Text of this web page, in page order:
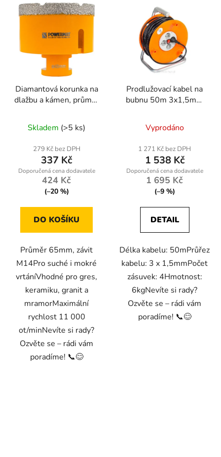
Diamantová korunka na
dlažbu a kámen, průměr
Skladem (>5 ks)
279 Kč bez DPH
337 Kč
424 Kč
(–20 %)
DO KOŠÍKU
Průměr 65mm, závit
M14Pro suché i mokré
vrtáníVhodné pro gres,
keramiku, granit a
mramorMaximální
rychlost 11 000
ot/minNevíte si rady?
Ozvěte se – rádi vám
poradíme! 📞😊
Prodlužovací kabel na
bubnu 50m 3x1,5mm
Vyprodáno
1 271 Kč bez DPH
1 538 Kč
1 695 Kč
(–9 %)
DETAIL
Délka kabelu: 50mPrůřez
kabelu: 3 x 1,5mmPočet
zásuvek: 4Hmotnost:
6kgNevíte si rady?
Ozvěte se – rádi vám
poradíme! 📞😊